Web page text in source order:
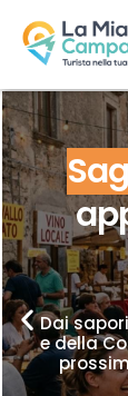
Dai
e della